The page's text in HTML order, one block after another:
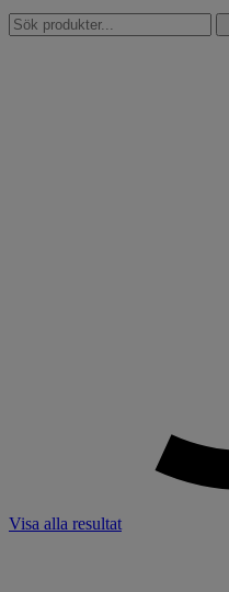
Visa alla resultat